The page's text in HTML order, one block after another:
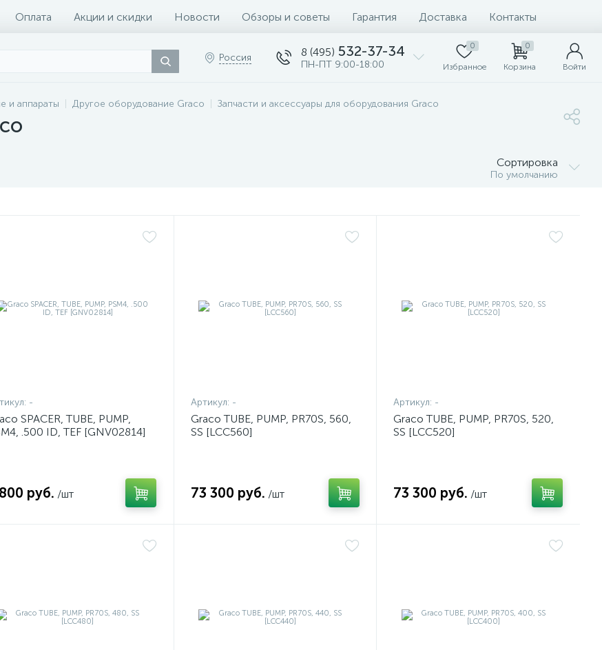
Оплата Акции и скидки Новости Обзоры и советы Гарантия Доставка Контакты
Россия 8 (495) 532-37-34
ПН-ПТ 9:00-18:00
0
Избранное
0
Корзина Войти
и аппараты Другое оборудование Graco Запчасти и аксессуары для оборудования Graco
Сортировка
По умолчанию
-
SPACER, TUBE, PUMP,
.500 ID, TEF [GNV02814]
руб. /шт
Артикул: -
Graco TUBE, PUMP, PR70S, 560,
SS [LCC560]
73 300 руб. /шт
Артикул: -
Graco TUBE, PUMP, PR70S, 520,
SS [LCC520]
73 300 руб. /шт